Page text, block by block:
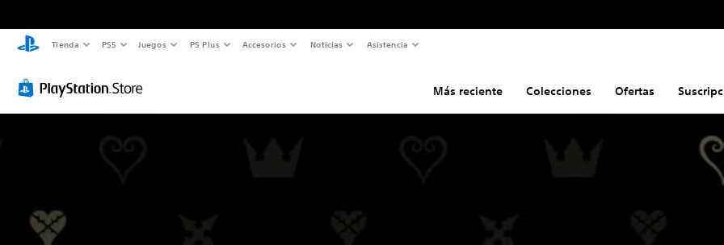
Tienda PS5 Juegos PS Plus Accesorios Noticias Asistencia
Más reciente Colecciones Ofertas